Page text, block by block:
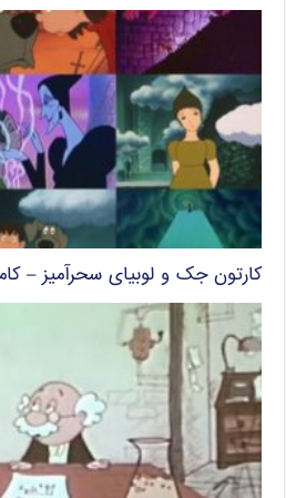
کارتون جک و لوبیای سحرآمیز –